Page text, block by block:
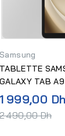
Samsung
TABLETTE
GALAXY TAB
8GB+128GB
1 999,00 Dh
2 490,00 Dh